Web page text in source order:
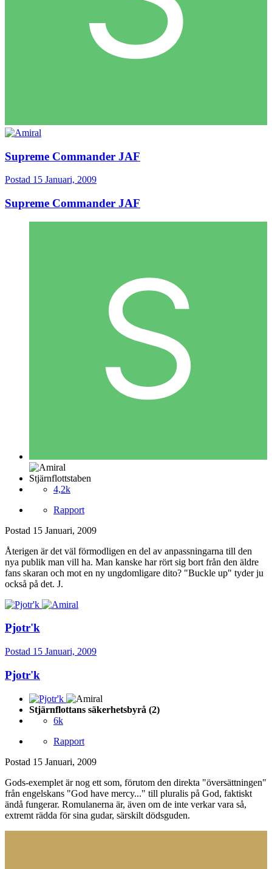
Supreme Commander JAF
Postad 15 Januari, 2009
Supreme Commander JAF
Stjärnflottstaben
4,2k
Rapport
Postad 15 Januari, 2009
Återigen är det väl förmodligen en del av anpassningarna till den
nya publik man vill ha. Man kanske har rört sig bort från den äldre
fans skaran och mot en ny ungdomligare dito? "Buckle up" tyder ju
också på det. J.
Pjotr'k
Postad 15 Januari, 2009
Pjotr'k
Stjärnflottans säkerhetsbyrå (2)
6k
Rapport
Postad 15 Januari, 2009
Gods-exemplet är nog ett som, förutom den direkta "översättningen"
från engelskans "God have mercy..." till pluralis på God, faktiskt
ändå fungerar. Romulanerna är, även om de inte verkar vara så,
extremt rädda för sina gudar, särskilt dödsguden.